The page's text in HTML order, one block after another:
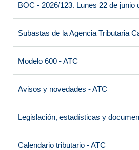
BOC - 2026/123. Lunes 22 de junio
Subastas de la Agencia Tributaria
Modelo 600 - ATC
Avisos y novedades - ATC
Legislación, estadísticas y
Calendario tributario - ATC